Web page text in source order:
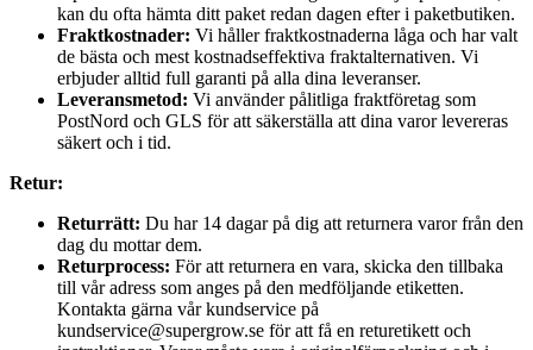
kan du ofta hämta ditt paket redan dagen efter i paketbutiken.
Fraktkostnader: Vi håller fraktkostnaderna låga och har valt
de bästa och mest kostnadseffektiva fraktalternativen. Vi
erbjuder alltid full garanti på alla dina leveranser.
Leveransmetod: Vi använder pålitliga fraktföretag som
PostNord och GLS för att säkerställa att dina varor levereras
säkert och i tid.
Retur:
Returrätt: Du har 14 dagar på dig att returnera varor från den
dag du mottar dem.
Returprocess: För att returnera en vara, skicka den tillbaka
till vår adress som anges på den medföljande etiketten.
Kontakta gärna vår kundservice på
kundservice@supergrow.se för att få en returetikett och